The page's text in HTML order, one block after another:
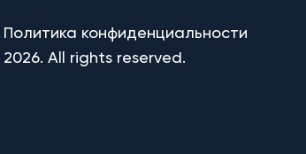
Политика конфиденциальности
2026. All rights reserved.